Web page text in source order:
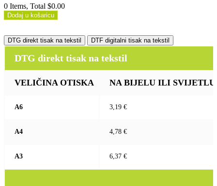
0 Items, Total $0.00
Dodaj u košaricu
DTG direkt tisak na tekstil DTF digitalni tisak na tekstil
DTG direkt tisak na tekstil
VELIČINA OTISKA NA BIJELU ILI SVIJETLU
A6 3,19 €
A4 4,78 €
A3 6,37 €